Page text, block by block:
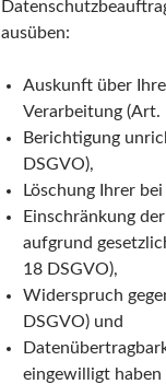
ausüben:
Auskunft über
Verarbeitung (Art.
Berichtigung
DSGVO),
Löschung Ihrer
Einschränkung
aufgrund
18 DSGVO),
Widerspruch
DSGVO) und
eingewilligt haben